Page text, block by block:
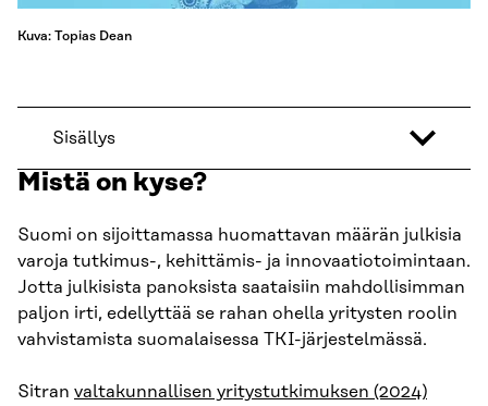
Kuva: Topias Dean
Sisällys
Mistä on kyse?
Suomi on sijoittamassa huomattavan määrän julkisia
varoja tutkimus-, kehittämis- ja innovaatiotoimintaan.
Jotta julkisista panoksista saataisiin mahdollisimman
paljon irti, edellyttää se rahan ohella yritysten roolin
vahvistamista suomalaisessa TKI-järjestelmässä.
Sitran valtakunnallisen yritystutkimuksen (2024)